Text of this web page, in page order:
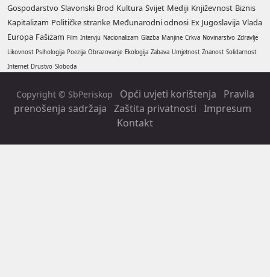
Gospodarstvo Slavonski Brod Kultura Svijet Mediji Književnost Biznis
Kapitalizam Političke stranke Međunarodni odnosi Ex Jugoslavija Vlada
Europa Fašizam Film Intervju Nacionalizam Glazba Manjine Crkva Novinarstvo Zdravlje
Likovnost Psihologija Poezija Obrazovanje Ekologija Zabava Umjetnost Znanost Solidarnost
Internet Drustvo Sloboda
Copyright © SbPeriskop Opći uvjeti korištenja
Pravila
prenošenja sadržaja Zaštita privatnosti Impresum
Kontakt